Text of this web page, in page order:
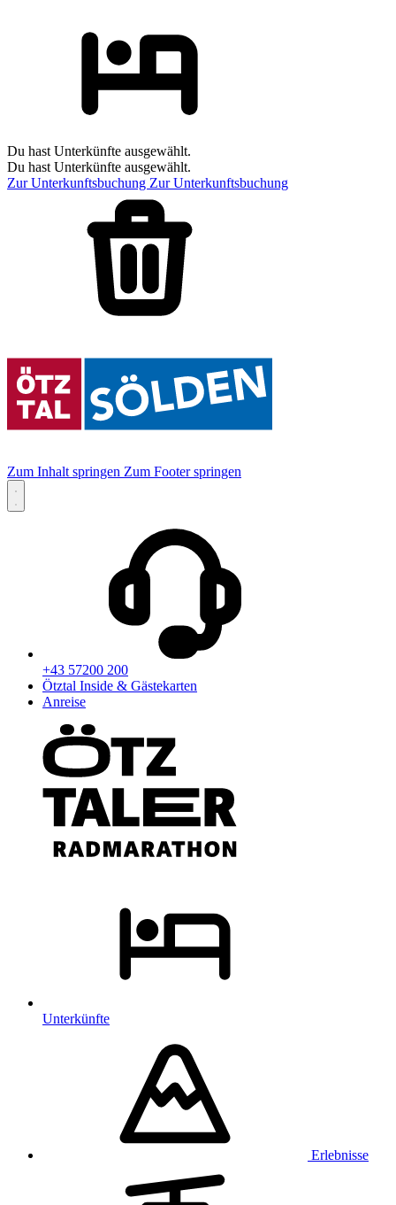
Du hast Unterkünfte ausgewählt.
Du hast Unterkünfte ausgewählt.
Zur Unterkunftsbuchung Zur Unterkunftsbuchung
Zum Inhalt springen Zum Footer springen
+43 57200 200
Ötztal Inside & Gästekarten
Anreise
Unterkünfte
Erlebnisse